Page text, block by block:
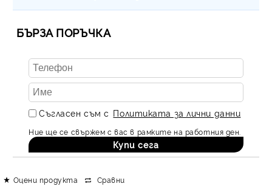
БЪРЗА ПОРЪЧКА
Съгласен съм с Политиката за лични данни
Ние ще се свържем с вас в рамките на работния ден.
Оцени продукта Сравни